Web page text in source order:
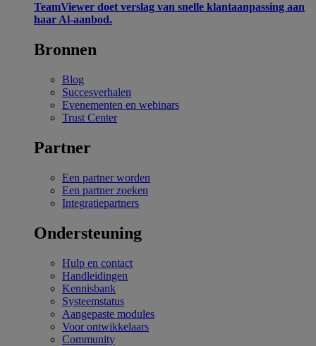
TeamViewer doet verslag van snelle klantaanpassing aan
haar Al-aanbod.
Bronnen
Blog
Succesverhalen
Evenementen en webinars
Trust Center
Partner
Een partner worden
Een partner zoeken
Integratiepartners
Ondersteuning
Hulp en contact
Handleidingen
Kennisbank
Systeemstatus
Aangepaste modules
Voor ontwikkelaars
Community